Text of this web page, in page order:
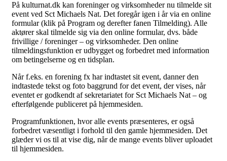
På kulturnat.dk kan foreninger og virksomheder nu tilmelde sit
event ved Sct Michaels Nat. Det foregår igen i år via en online
formular (klik på Program og derefter fanen Tilmelding). Alle
aktører skal tilmelde sig via den online formular, dvs. både
frivillige / foreninger – og virksomheder. Den online
tilmeldingsfunktion er udbygget og forbedret med information
om betingelserne og en tidsplan.
Når f.eks. en forening fx har indtastet sit event, danner den
indtastede tekst og foto baggrund for det event, der vises, når
eventet er godkendt af sekretariatet for Sct Michaels Nat – og
efterfølgende publiceret på hjemmesiden.
Programfunktionen, hvor alle events præsenteres, er også
forbedret væsentligt i forhold til den gamle hjemmesiden. Det
glæder vi os til at vise dig, når de mange events bliver uploadet
til hjemmesiden.